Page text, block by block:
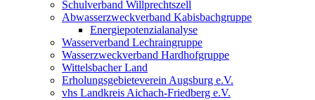
Schulverband Willprechtszell
Abwasserzweckverband Kabisbachgruppe
Energiepotenzialanalyse
Wasserverband Lechraingruppe
Wasserzweckverband Hardhofgruppe
Wittelsbacher Land
Erholungsgebieteverein Augsburg e.V.
vhs Landkreis Aichach-Friedberg e.V.